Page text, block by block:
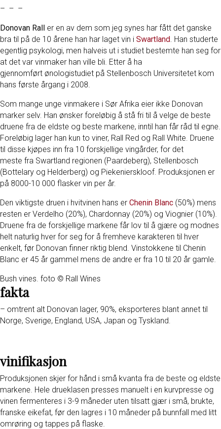
– – –
Donovan Rall er en av dem som jeg synes har fått det ganske
bra til på de 10 årene han har laget vin i Swartland. Han studerte
egentlig psykologi, men halveis ut i studiet bestemte han seg for
at det var vinmaker han ville bli. Etter å ha
gjennomført ønologistudiet på Stellenbosch Universitetet kom
hans første årgang i 2008.
Som mange unge vinmakere i Sør Afrika eier ikke Donovan
marker selv. Han ønsker foreløbig å stå fri til å velge de beste
druene fra de eldste og beste markene, inntil han får råd til egne.
Foreløbig lager han kun to viner, Rall Red og Rall White. Druene
til disse kjøpes inn fra 10 forskjellige vingårder, for det
meste fra Swartland regionen (Paardeberg), Stellenbosch
(Bottelary og Helderberg) og Piekenierskloof. Produksjonen er
på 8000-10 000 flasker vin per år.
Den viktigste druen i hvitvinen hans er Chenin Blanc (50%) mens
resten er Verdelho (20%), Chardonnay (20%) og Viognier (10%).
Druene fra de forskjellige markene får lov til å gjære og modnes
helt naturlig hver for seg for å fremheve karakteren til hver
enkelt, før Donovan finner riktig blend. Vinstokkene til Chenin
Blanc er 45 år gammel mens de andre er fra 10 til 20 år gamle.
Bush vines. foto ©️ Rall Wines
fakta
– omtrent alt Donovan lager, 90%, eksporteres blant annet til
Norge, Sverige, England, USA, Japan og Tyskland.
vinifikasjon
Produksjonen skjer for hånd i små kvanta fra de beste og eldste
markene. Hele drueklasen presses manuelt i en kurvpresse og
vinen fermenteres i 3-9 måneder uten tilsatt gjær i små, brukte,
franske eikefat, før den lagres i 10 måneder på bunnfall med litt
omrøring og tappes på flaske.